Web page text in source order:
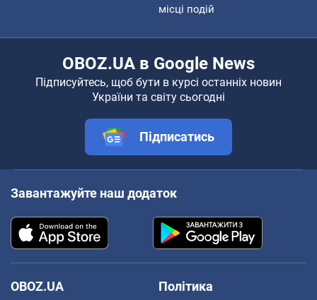
місці подій
OBOZ.UA в Google News
Підписуйтесь, щоб бути в курсі останніх новин
України та світу сьогодні
Підписатись
Завантажуйте наш додаток
OBOZ.UA
Політика